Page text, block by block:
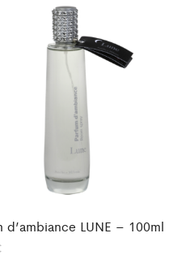
d’ambiance LUNE – 100ml